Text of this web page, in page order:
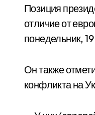
Позиция
отличие от
понедельник,
Он также
конфликта на